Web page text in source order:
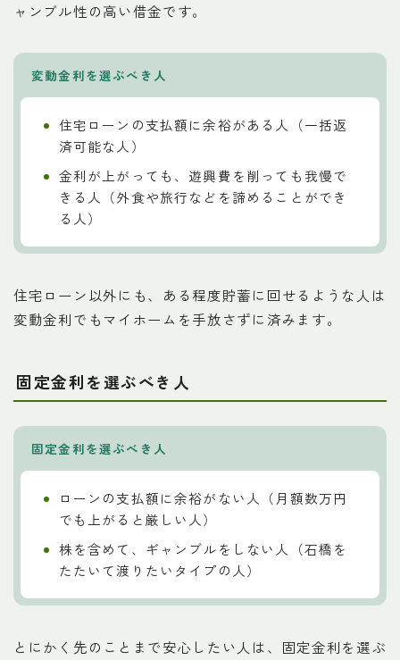
ャンブル性の高い借金です。
変動金利を選ぶべき人
住宅ローンの支払額に余裕がある人（一括返
済可能な人）
金利が上がっても、遊興費を削っても我慢で
きる人（外食や旅行などを諦めることができ
る人）
住宅ローン以外にも、ある程度貯蓄に回せるような人は
変動金利でもマイホームを手放さずに済みます。
固定金利を選ぶべき人
固定金利を選ぶべき人
ローンの支払額に余裕がない人（月額数万円
でも上がると厳しい人）
株を含めて、ギャンブルをしない人（石橋を
たたいて渡りたいタイプの人）
とにかく先のことまで安心したい人は、固定金利を選ぶ